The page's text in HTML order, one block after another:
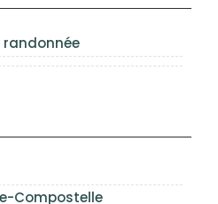
randonnée
Compostelle